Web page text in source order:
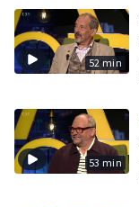
52 min
53 min